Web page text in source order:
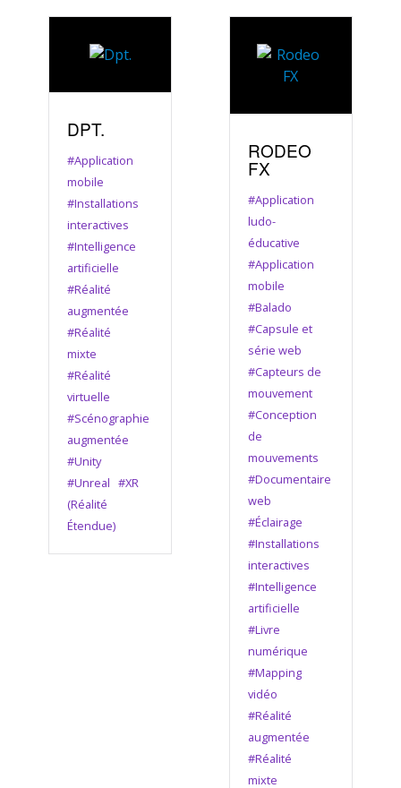
DPT.
#Application
mobile
#Installations
interactives
#Intelligence
artificielle
#Réalité
augmentée
#Réalité
mixte
#Réalité
virtuelle
#Scénographie
augmentée
#Unity
#Unreal#XR
(Réalité
Étendue)
RODEO
FX
#Application
ludo-
éducative
#Application
mobile
#Balado
#Capsule et
série web
#Capteurs de
mouvement
#Conception
de
mouvements
#Documentaire
web
#Éclairage
#Installations
interactives
#Intelligence
artificielle
#Livre
numérique
#Mapping
vidéo
#Réalité
augmentée
#Réalité
mixte